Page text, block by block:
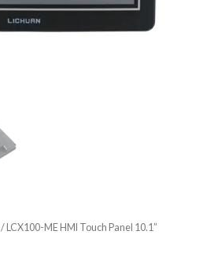
/ LCX100-ME HMI Touch Panel 10.1”